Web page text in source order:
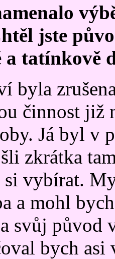
jste
a tatínkově
byla
činnost již
Já byl v
zkrátka
si vybírat.
a mohl
svůj původ
bych asi